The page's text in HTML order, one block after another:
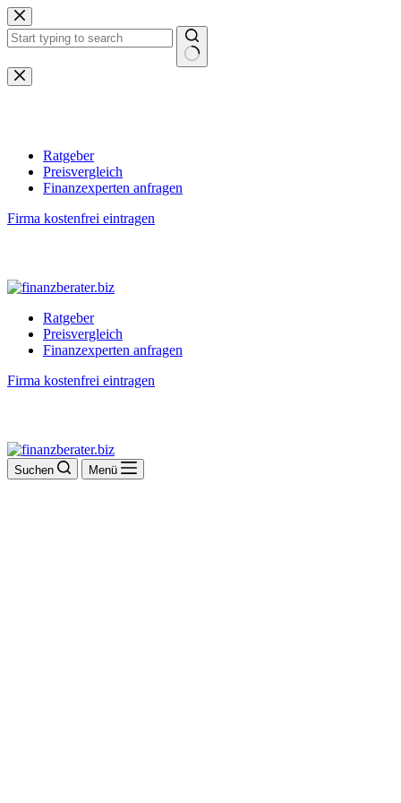
Zum
Inhalt
springen
Keine
Ergebnisse
Ratgeber
Preisvergleich
Finanzexperten anfragen
Firma kostenfrei eintragen
Ratgeber
Preisvergleich
Finanzexperten anfragen
Firma kostenfrei eintragen
Suchen Menü